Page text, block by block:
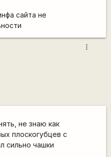
сайта не
more_vert
не знаю как
плоскогубцев с
сильно чашки